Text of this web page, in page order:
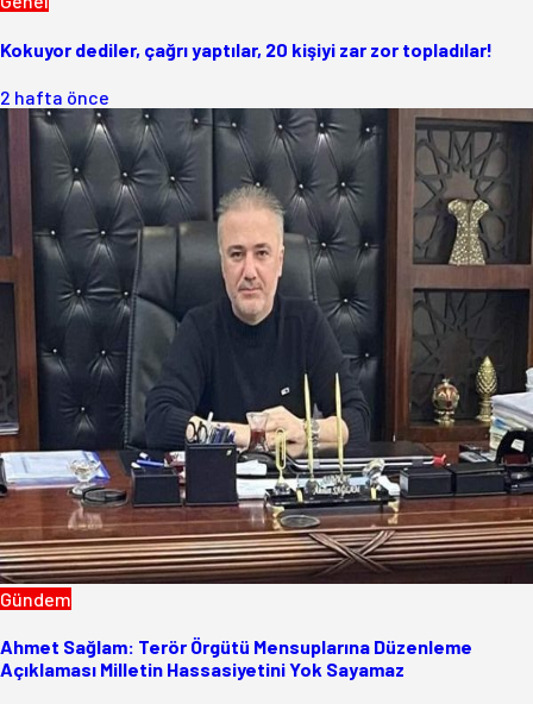
Kokuyor dediler, çağrı yaptılar, 20 kişiyi zar zor topladılar!
2 hafta önce
Gündem
Ahmet Sağlam: Terör Örgütü Mensuplarına Düzenleme
Açıklaması Milletin Hassasiyetini Yok Sayamaz